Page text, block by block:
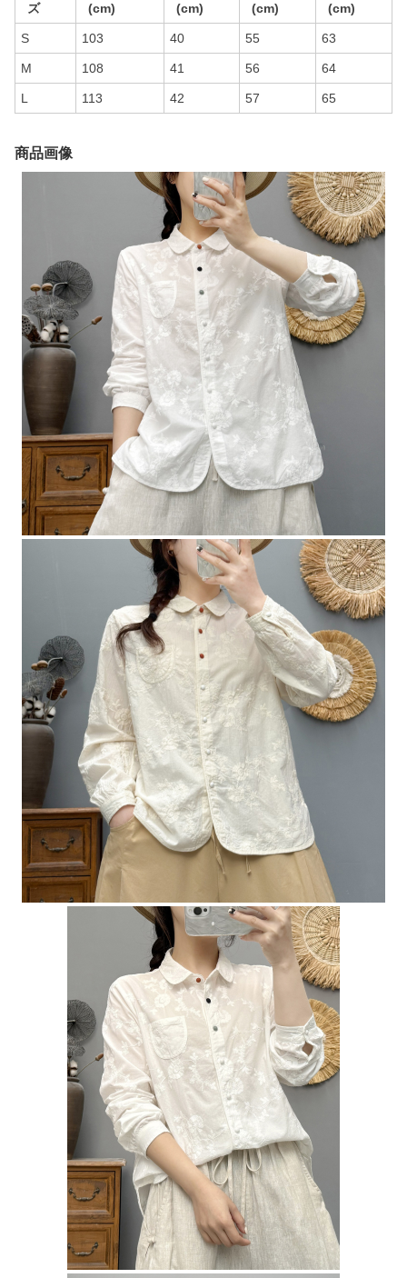
ズ (cm) (cm) (cm) (cm)
S 103 40 55 63
M 108 41 56 64
L 113 42 57 65
商品画像